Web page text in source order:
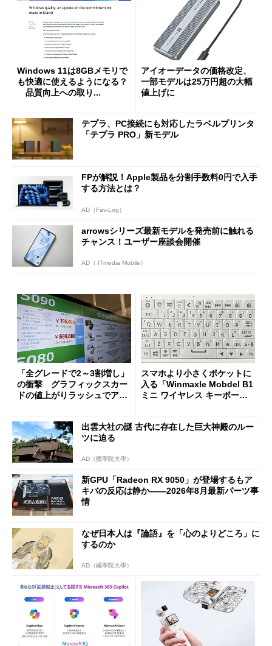
Windows 11は8GBメモリで
も快適に使えるようになる？
品質向上への取り...
アイオーデータの価格改定、
一部モデルは25万円超の大幅
値上げに
テプラ、PC接続にも対応したラベルプリンタ
「テプラ PRO」新モデル
FPが解説！Apple製品を分割手数料0円で入手
する方法とは？
AD（Fav-Log）
arrowsシリーズ最新モデルを発売前に触れる
チャンス！ユーザー座談会開催
AD（ ITmedia Mobile）
「全グレードで2～3割増し」
の衝撃 グラフィックスカー
ドの値上がりラッシュでアキ
スマホより小さくポケットに
入る「Winmaxle Mobdel B1
ミニ ワイヤレス キーボー
出雲大社の謎 古代に存在した巨大神殿のルー
ツに迫る
AD（國學院大學）
新GPU「Radeon RX 9050」が登場するもア
キバの反応は静か――2026年8月最新パーツ事
情
なぜ日本人は『論語』を「心のよりどころ」に
するのか
AD（國學院大學）